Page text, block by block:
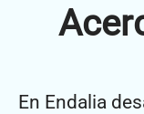
En Endalia